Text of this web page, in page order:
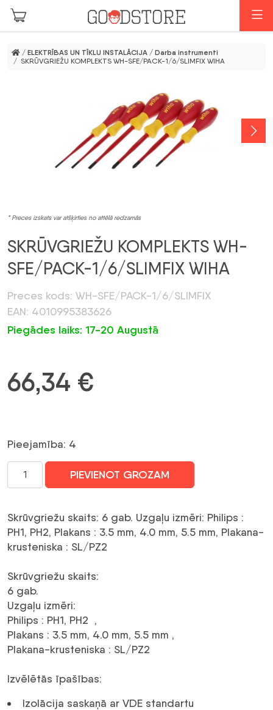
Skip to main content
/ ELEKTRĪBAS UN TĪKLU INSTALĀCIJA / Darba instrumenti
/ SKRŪVGRIEŽU KOMPLEKTS WH-SFE/PACK-1/6/SLIMFIX WIHA
* Preces izskats var atšķirties no attēlā redzamās
SKRŪVGRIEŽU KOMPLEKTS WH-
SFE/PACK-1/6/SLIMFIX WIHA
Preces kods: WH-SFE/PACK-1/6/SLIMFIX
EAN: 4010995383626
Piegādes laiks: 17-20 Augustā
66,34 €
Pieejamība: 4
SKRŪVGRIEŽU
KOMPLEKTS
SFE/PACK-
1/6/SLIMFIX
WIHA
PIEVIENOT GROZAM
Skrūvgriežu skaits: 6 gab. Uzgaļu izmēri: Philips :
PH1, PH2, Plakans : 3.5 mm, 4.0 mm, 5.5 mm, Plakana-
krusteniska : SL/PZ2
Skrūvgriežu skaits:
6 gab.
Uzgaļu izmēri:
Philips : PH1, PH2 ,
Plakans : 3.5 mm, 4.0 mm, 5.5 mm ,
Plakana-krusteniska : SL/PZ2
Izvēlētās īpašības:
Izolācija saskaņā ar VDE standartu